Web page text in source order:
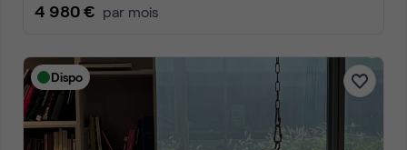
4 980 € par mois
Dispo